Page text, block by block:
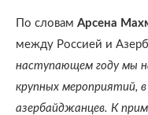
По словам Арсена
между Россией и
наступающем году мы
крупных мероприятий,
азербайджанцев. К